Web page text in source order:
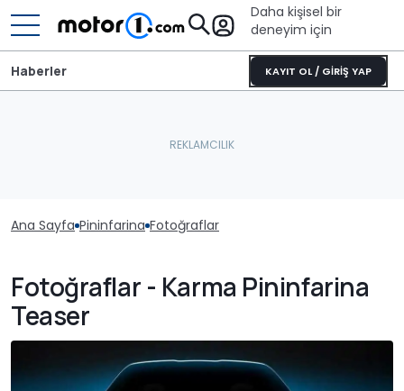
Daha kişisel bir
deneyim için
KAYIT OL / GİRİŞ YAP
Haberler
Ana Sayfa Pininfarina Fotoğraflar
Fotoğraflar - Karma Pininfarina
Teaser